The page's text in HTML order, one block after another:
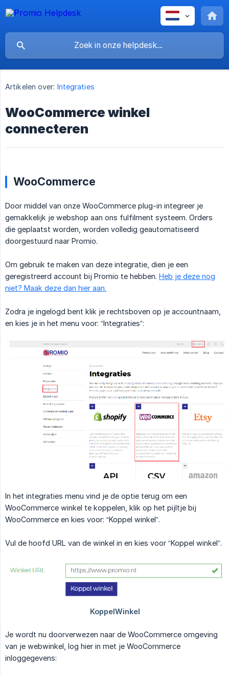
Artikelen over: Integraties
WooCommerce winkel
connecteren
WooCommerce
Door middel van onze WooCommerce plug-in integreer je
gemakkelijk je webshop aan ons fulfilment systeem. Orders
die geplaatst worden, worden volledig geautomatiseerd
doorgestuurd naar Promio.
Om gebruik te maken van deze integratie, dien je een
geregistreerd account bij Promio te hebben. Heb je deze nog
niet? Maak deze dan hier aan.
Zodra je ingelogd bent klik je rechtsboven op je accountnaam,
en kies je in het menu voor: “Integraties”:
In het integraties menu vind je de optie terug om een
WooCommerce winkel te koppelen, klik op het pijltje bij
WooCommerce en kies voor: “Koppel winkel”.
Vul de hoofd URL van de winkel in en kies voor “Koppel winkel”.
Je wordt nu doorverwezen naar de WooCommerce omgeving
van je webwinkel, log hier in met je WooCommerce
inloggegevens: